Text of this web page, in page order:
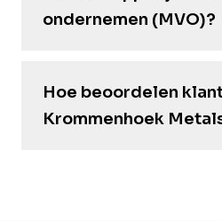
ondernemen (MVO)?
Hoe beoordelen
Krommenhoek